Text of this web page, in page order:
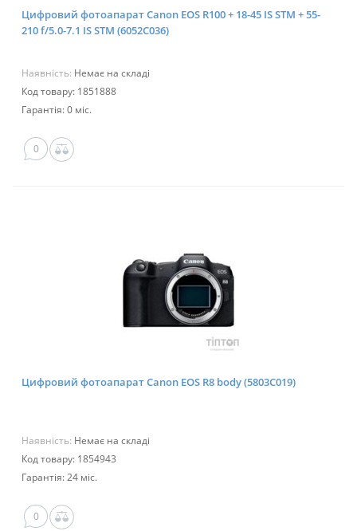
Цифровий фотоапарат Canon EOS R100 + 18-45 IS STM + 55-
210 f/5.0-7.1 IS STM (6052C036)
Наявність: Немає на складі
Код товару: 1851888
Гарантія: 0 міс.
0
Цифровий фотоапарат Canon EOS R8 body (5803C019)
Наявність: Немає на складі
Код товару: 1854943
Гарантія: 24 міс.
0